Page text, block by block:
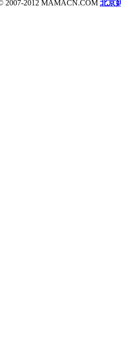
2007-2012 MAMACN.COM 北京